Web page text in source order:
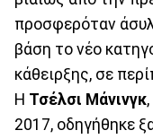
προσφερόταν
βάση το νέο
κάθειρξης, σε
Η Τσέλσι Μάνινγκ
2017, οδηγήθηκε